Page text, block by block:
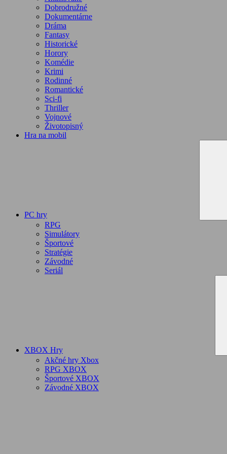
Dobrodružné
Dokumentárne
Dráma
Fantasy
Historické
Horory
Komédie
Krimi
Rodinné
Romantické
Sci-fi
Thriller
Vojnové
Životopisný
Hra na mobil
PC hry
RPG
Simulátory
Športové
Stratégie
Závodné
Seriál
XBOX Hry
Akčné hry Xbox
RPG XBOX
Športové XBOX
Závodné XBOX